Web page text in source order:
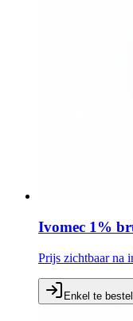
Ivomec 1%
Prijs zichtbaar na
Enkel te